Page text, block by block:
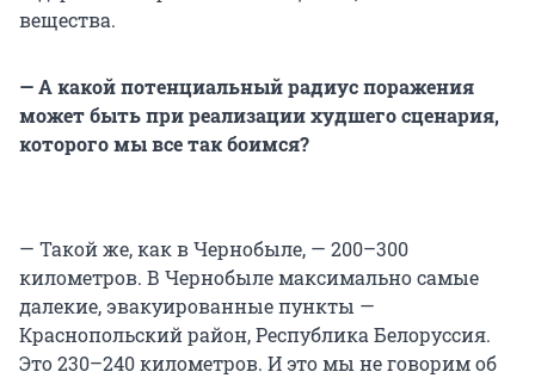
вещества.
— А какой потенциальный радиус поражения
может быть при реализации худшего сценария,
которого мы все так боимся?
— Такой же, как в Чернобыле, — 200–300
километров. В Чернобыле максимально самые
далекие, эвакуированные пункты —
Краснопольский район, Республика Белоруссия.
Это 230–240 километров. И это мы не говорим об